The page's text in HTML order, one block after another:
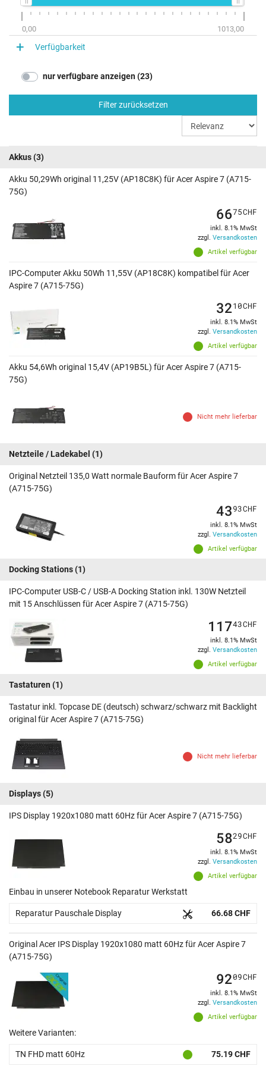
0,00 1013,00
Verfügbarkeit
nur verfügbare anzeigen (23)
Filter zurücksetzen
Akkus(3)
Akku 50,29Wh original 11,25V (AP18C8K) für Acer Aspire 7 (A715-
75G)
Artikel verfügbar
6675CHF
inkl. 8.1% MwSt
zzgl. Versandkosten
IPC-Computer Akku 50Wh 11,55V (AP18C8K) kompatibel für Acer
Aspire 7 (A715-75G)
Artikel verfügbar
3210CHF
inkl. 8.1% MwSt
zzgl. Versandkosten
Akku 54,6Wh original 15,4V (AP19B5L) für Acer Aspire 7 (A715-
75G)
Nicht mehr lieferbar
Netzteile / Ladekabel (1)
Original Netzteil 135,0 Watt normale Bauform für Acer Aspire 7
(A715-75G)
Artikel verfügbar
4393CHF
inkl. 8.1% MwSt
zzgl. Versandkosten
Docking Stations(1)
IPC-Computer USB-C / USB-A Docking Station inkl. 130W Netzteil
mit 15 Anschlüssen für Acer Aspire 7 (A715-75G)
Artikel verfügbar
11743CHF
inkl. 8.1% MwSt
zzgl. Versandkosten
Tastaturen (1)
Tastatur inkl. Topcase DE (deutsch) schwarz/schwarz mit Backlight
original für Acer Aspire 7 (A715-75G)
Nicht mehr lieferbar
Displays(5)
IPS Display 1920x1080 matt 60Hz für Acer Aspire 7 (A715-75G)
Artikel verfügbar
5829CHF
inkl. 8.1% MwSt
zzgl. Versandkosten
Einbau in unserer Notebook Reparatur Werkstatt
Reparatur Pauschale Display 66.68 CHF
Original Acer IPS Display 1920x1080 matt 60Hz für Acer Aspire 7
(A715-75G)
Artikel verfügbar
9209CHF
inkl. 8.1% MwSt
zzgl. Versandkosten
Weitere Varianten:
TN FHD matt 60Hz 75.19 CHF